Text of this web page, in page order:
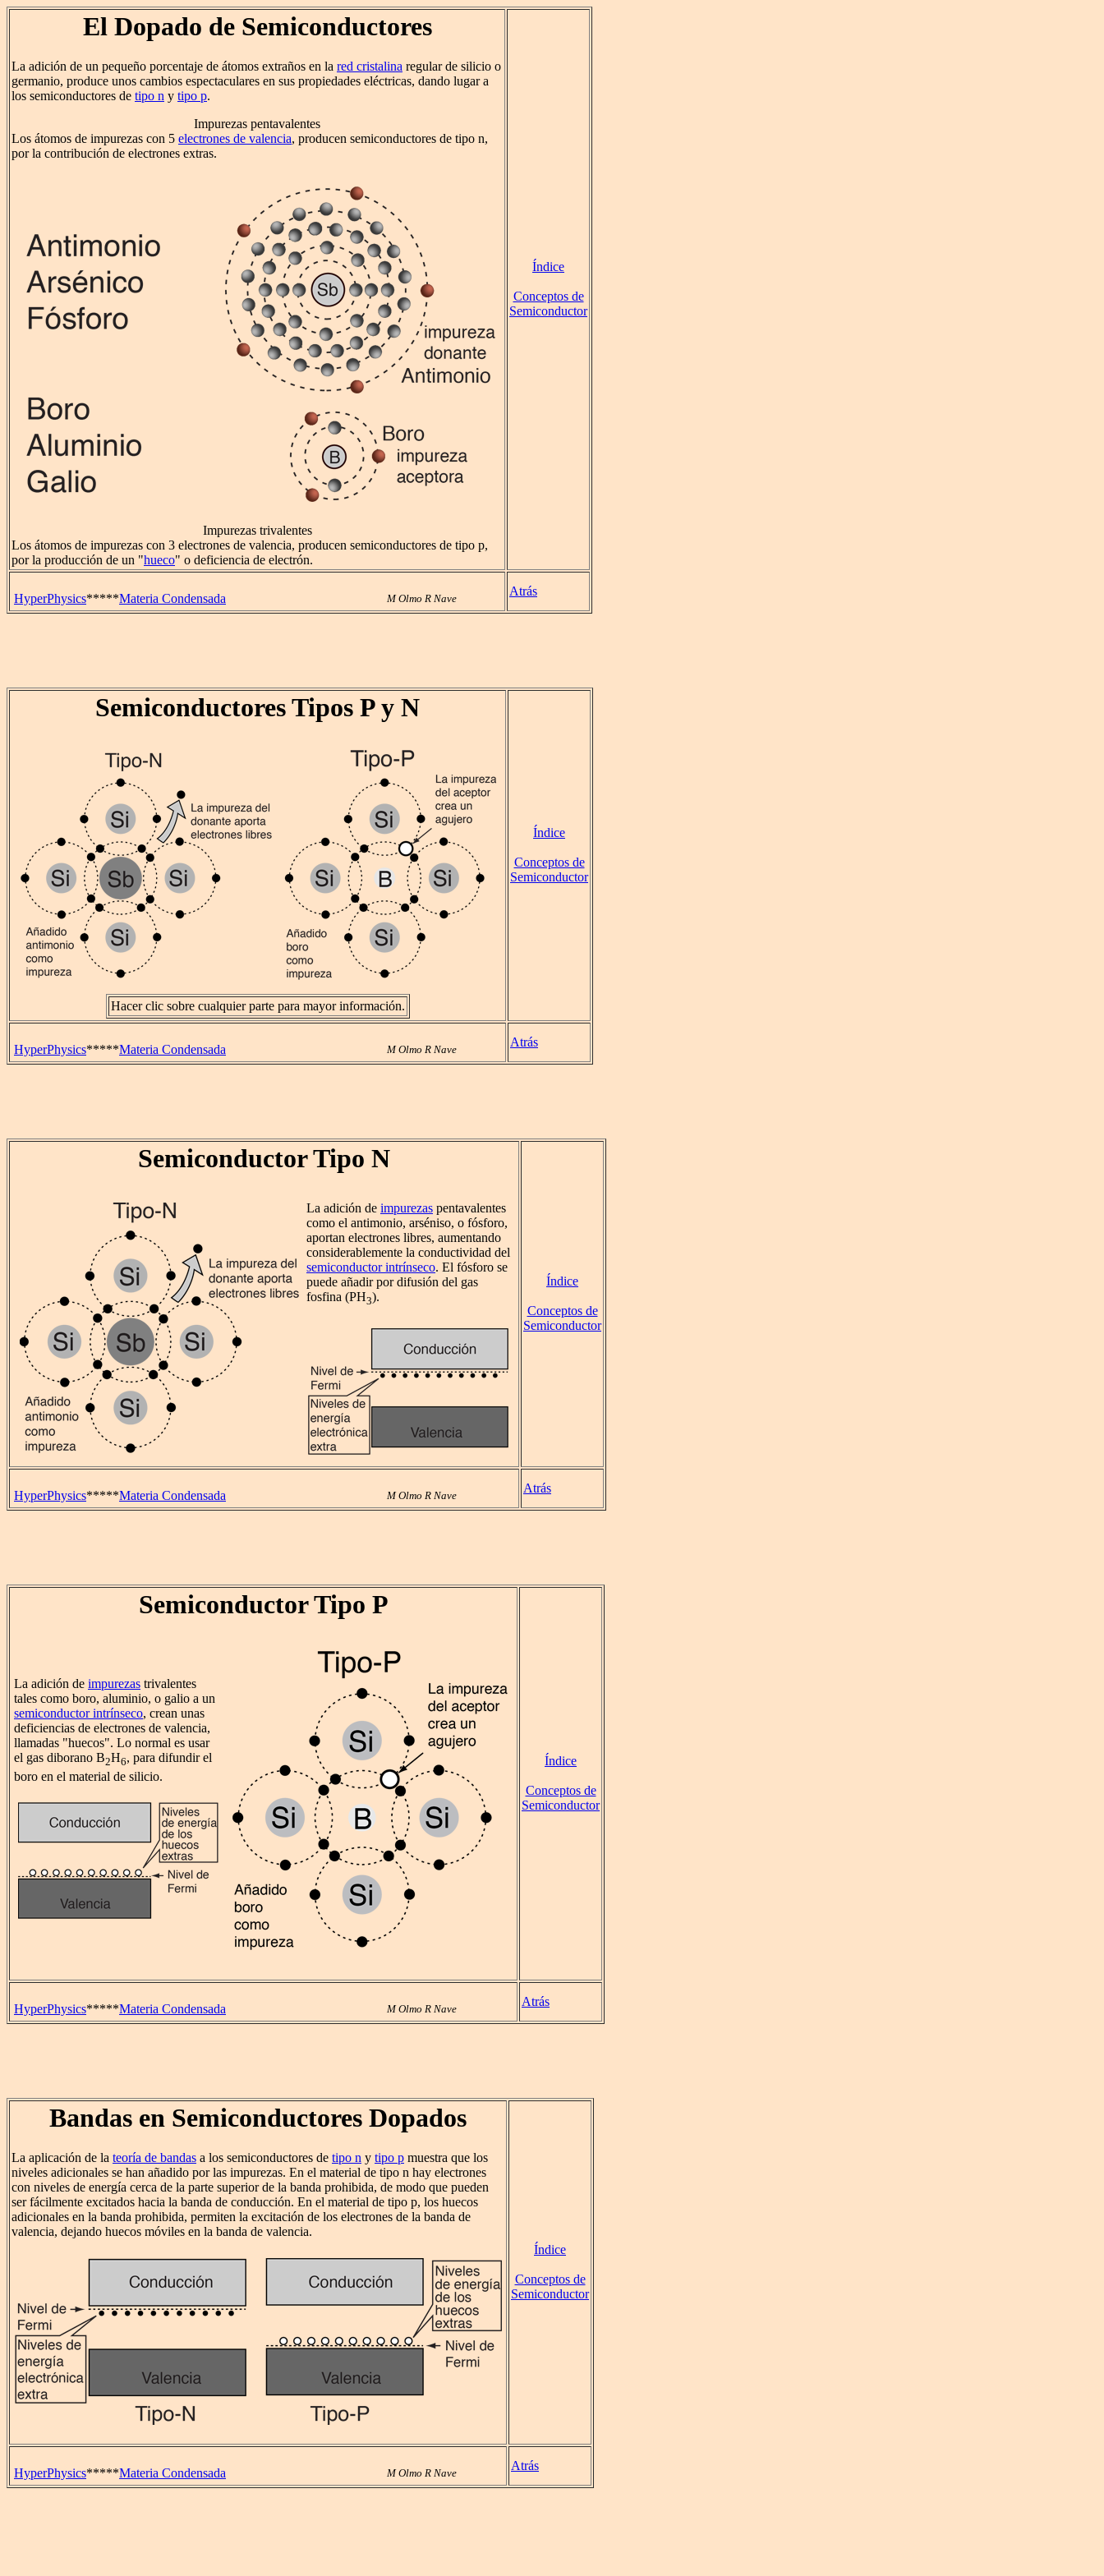
El Dopado de Semiconductores
La adición de un pequeño porcentaje de átomos extraños en la red cristalina regular de silicio o
germanio, produce unos cambios espectaculares en sus propiedades eléctricas, dando lugar a
los semiconductores de tipo n y tipo p.
Impurezas pentavalentes
Los átomos de impurezas con 5 electrones de valencia, producen semiconductores de tipo n,
por la contribución de electrones extras.
Impurezas trivalentes
Los átomos de impurezas con 3 electrones de valencia, producen semiconductores de tipo p,
por la producción de un "hueco" o deficiencia de electrón.
Índice
Conceptos de
Semiconductor
HyperPhysics*****Materia Condensada M Olmo R Nave
Atrás
Semiconductores Tipos P y N
Hacer clic sobre cualquier parte para mayor información.
Índice
Conceptos de
Semiconductor
HyperPhysics*****Materia Condensada M Olmo R Nave
Atrás
Semiconductor Tipo N
La adición de impurezas pentavalentes
como el antimonio, arséniso, o fósforo,
aportan electrones libres, aumentando
considerablemente la conductividad del
semiconductor intrínseco. El fósforo se
puede añadir por difusión del gas
fosfina (PH3).
Índice
Conceptos de
Semiconductor
HyperPhysics*****Materia Condensada M Olmo R Nave
Atrás
Semiconductor Tipo P
La adición de impurezas trivalentes
tales como boro, aluminio, o galio a un
semiconductor intrínseco, crean unas
deficiencias de electrones de valencia,
llamadas "huecos". Lo normal es usar
el gas diborano B2H6, para difundir el
boro en el material de silicio.
Índice
Conceptos de
Semiconductor
HyperPhysics*****Materia Condensada M Olmo R Nave
Atrás
Bandas en Semiconductores Dopados
La aplicación de la teoría de bandas a los semiconductores de tipo n y tipo p muestra que los
niveles adicionales se han añadido por las impurezas. En el material de tipo n hay electrones
con niveles de energía cerca de la parte superior de la banda prohibida, de modo que pueden
ser fácilmente excitados hacia la banda de conducción. En el material de tipo p, los huecos
adicionales en la banda prohibida, permiten la excitación de los electrones de la banda de
valencia, dejando huecos móviles en la banda de valencia.
Índice
Conceptos de
Semiconductor
HyperPhysics*****Materia Condensada M Olmo R Nave
Atrás